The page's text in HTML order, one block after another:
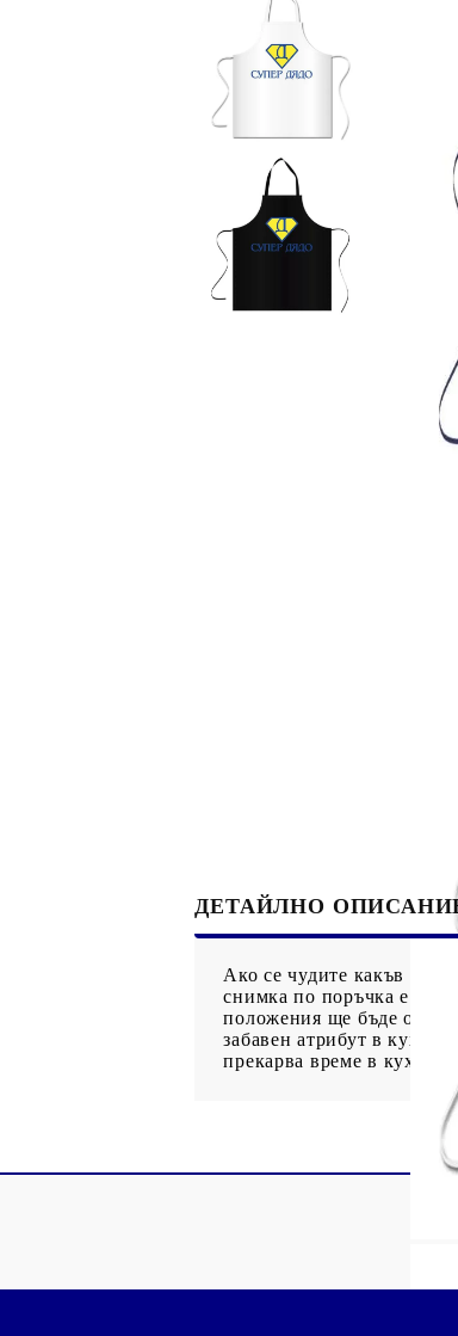
Рекламни тениски
Рекламни стикери
Рекламни чаши
Рекламни пъзели
Рекламни ПРЕСТИЛКИ
UV печат върху предмети
Сублимационен печат
ДЕТАЙЛНО
Ако се чудите какъв
снимка по поръчка е
положения ще бъде
забавен атрибут в
прекарва време в